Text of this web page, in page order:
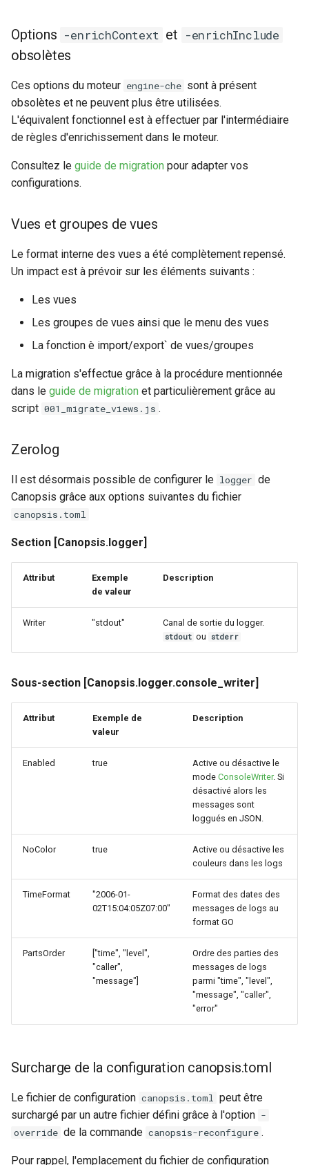
Moteur `engine-axe`
Sommaire et présentation
des moteurs Canopsis
Options -enrichContext et -enrichInclude
obsolètes
Ces options du moteur engine-che sont à présent
obsolètes et ne peuvent plus être utilisées.
L'équivalent fonctionnel est à effectuer par l'intermédiaire
de règles d'enrichissement dans le moteur.
Consultez le guide de migration pour adapter vos
configurations.
Vues et groupes de vues
Le format interne des vues a été complètement repensé.
Un impact est à prévoir sur les éléments suivants :
Les vues
Les groupes de vues ainsi que le menu des vues
La fonction è import/export` de vues/groupes
La migration s'effectue grâce à la procédure mentionnée
dans le guide de migration et particulièrement grâce au
script 001_migrate_views.js .
Zerolog
Il est désormais possible de configurer le logger de
Canopsis grâce aux options suivantes du fichier
canopsis.toml
Section [Canopsis.logger]
Attribut
Exemple
de valeur
Description
Writer "stdout" Canal de sortie du logger.
stdout ou stderr
Sous-section [Canopsis.logger.console_writer]
Attribut
Exemple de
valeur
Description
Enabled true
Active ou désactive le
mode ConsoleWriter. Si
désactivé alors les
messages sont
loggués en JSON.
NoColor true
Active ou désactive les
couleurs dans les logs
TimeFormat
"2006-01-
02T15:04:05Z07:00"
Format des dates des
messages de logs au
format GO
PartsOrder
["time", "level",
"caller",
"message"]
Ordre des parties des
messages de logs
parmi "time", "level",
"message", "caller",
"error"
Surcharge de la configuration canopsis.toml
Le fichier de configuration canopsis.toml peut être
surchargé par un autre fichier défini grâce à l'option -
override de la commande canopsis-reconfigure .
Pour rappel, l'emplacement du fichier de configuration